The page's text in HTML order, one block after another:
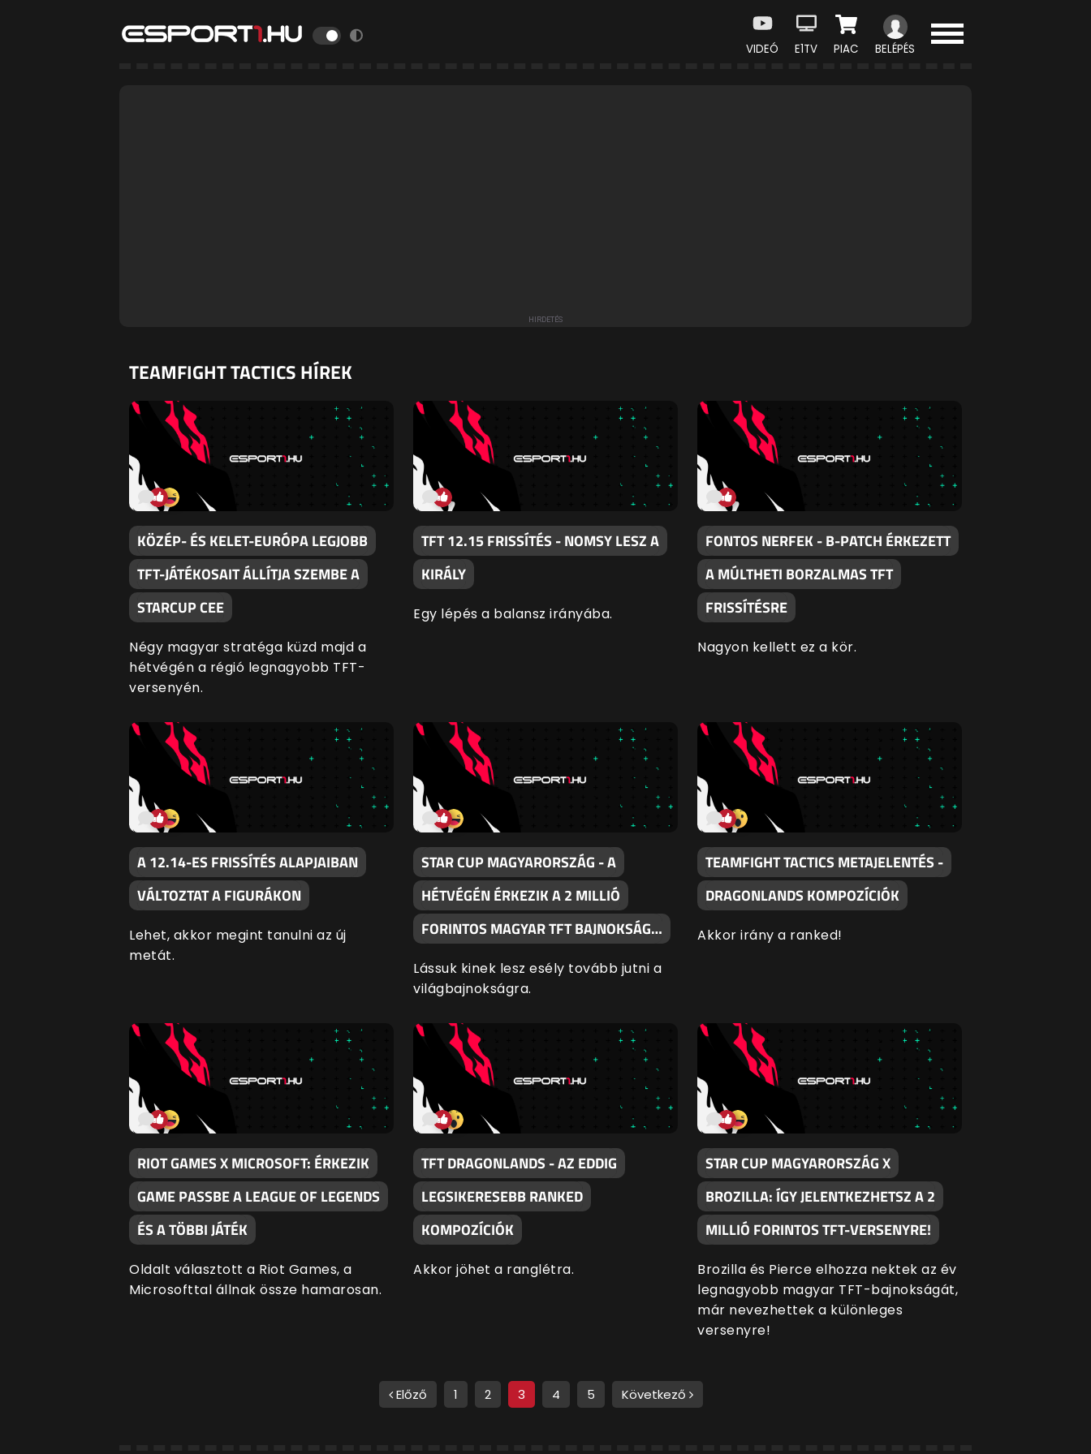
VIDEÓ E1TV PIAC BELÉPÉS
TEAMFIGHT TACTICS HÍREK
KÖZÉP- ÉS KELET-EURÓPA LEGJOBB
TFT-JÁTÉKOSAIT ÁLLÍTJA SZEMBE A
STARCUP CEE
Négy magyar stratéga küzd majd a
hétvégén a régió legnagyobb TFT-
versenyén.
TFT 12.15 FRISSÍTÉS - NOMSY LESZ A
KIRÁLY
Egy lépés a balansz irányába.
FONTOS NERFEK - B-PATCH ÉRKEZETT
A MÚLTHETI BORZALMAS TFT
FRISSÍTÉSRE
Nagyon kellett ez a kör.
A 12.14-ES FRISSÍTÉS ALAPJAIBAN
VÁLTOZTAT A FIGURÁKON
Lehet, akkor megint tanulni az új
metát.
STAR CUP MAGYARORSZÁG - A
HÉTVÉGÉN ÉRKEZIK A 2 MILLIÓ
FORINTOS MAGYAR TFT BAJNOKSÁG…
Lássuk kinek lesz esély tovább jutni a
világbajnokságra.
TEAMFIGHT TACTICS METAJELENTÉS -
DRAGONLANDS KOMPOZÍCIÓK
Akkor irány a ranked!
RIOT GAMES X MICROSOFT: ÉRKEZIK
GAME PASSBE A LEAGUE OF LEGENDS
ÉS A TÖBBI JÁTÉK
Oldalt választott a Riot Games, a
Microsofttal állnak össze hamarosan.
TFT DRAGONLANDS - AZ EDDIG
LEGSIKERESEBB RANKED
KOMPOZÍCIÓK
Akkor jöhet a ranglétra.
STAR CUP MAGYARORSZÁG X
BROZILLA: ÍGY JELENTKEZHETSZ A 2
MILLIÓ FORINTOS TFT-VERSENYRE!
Brozilla és Pierce elhozza nektek az év
legnagyobb magyar TFT-bajnokságát,
már nevezhettek a különleges
versenyre!
Előző 1 2 3 4 5 Következő